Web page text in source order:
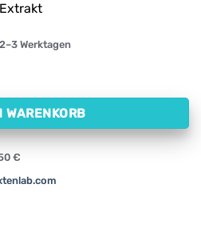
Werktagen
Kapseln) Menge
WARENKORB
€